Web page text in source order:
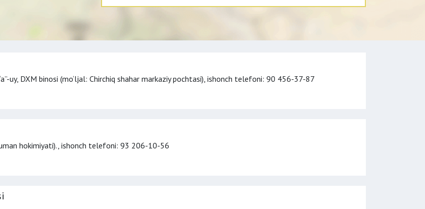
uy, DXM binosi (mo‘ljal: Chirchiq shahar markaziy pochtasi), ishonch telefoni: 90 456-37-87
hokimiyati)., ishonch telefoni: 93 206-10-56